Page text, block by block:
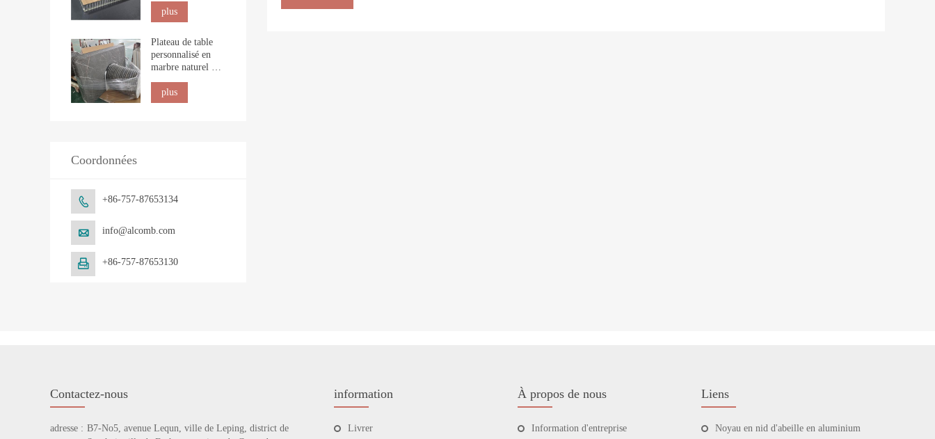
marins
plus
Plateau de table
personnalisé en
marbre naturel nid
plus
Coordonnées
 +86-757-87653134
 info@alcomb.com
 +86-757-87653130
Contactez-nous
adresse : B7-No5, avenue Lequn, ville de Leping, district de
information
Livrer
À propos de nous
Information d'entreprise
Liens
Noyau en nid d'abeille en aluminium